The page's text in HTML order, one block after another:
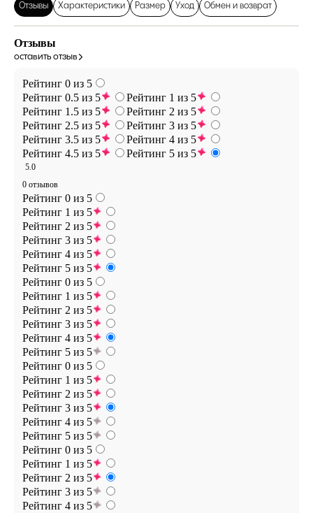
Отзывы Характеристики Размер Уход Обмен и возврат
Отзывы
оставить отзыв
Рейтинг 0 из 5
Рейтинг 0.5 из 5
Рейтинг 1 из 5
Рейтинг 1.5 из 5
Рейтинг 2 из 5
Рейтинг 2.5 из 5
Рейтинг 3 из 5
Рейтинг 3.5 из 5
Рейтинг 4 из 5
Рейтинг 4.5 из 5
Рейтинг 5 из 5
5.0
0 отзывов
Рейтинг 0 из 5
Рейтинг 1 из 5
Рейтинг 2 из 5
Рейтинг 3 из 5
Рейтинг 4 из 5
Рейтинг 5 из 5
Рейтинг 0 из 5
Рейтинг 1 из 5
Рейтинг 2 из 5
Рейтинг 3 из 5
Рейтинг 4 из 5
Рейтинг 5 из 5
Рейтинг 0 из 5
Рейтинг 1 из 5
Рейтинг 2 из 5
Рейтинг 3 из 5
Рейтинг 4 из 5
Рейтинг 5 из 5
Рейтинг 0 из 5
Рейтинг 1 из 5
Рейтинг 2 из 5
Рейтинг 3 из 5
Рейтинг 4 из 5